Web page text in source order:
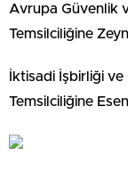
Avrupa Güvenlik
Temsilciliğine
İktisadi İşbirliği ve
Temsilciliğine